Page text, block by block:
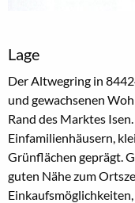
Lage
Der Altwegring in
und gewachsenen
Rand des Marktes
Einfamilienhäusern,
Grünflächen geprägt.
guten Nähe zum